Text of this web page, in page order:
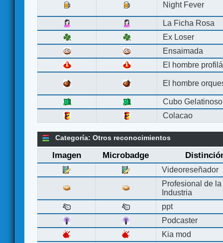
Night Fever
La Ficha Rosa
Ex Loser
Ensaimada
El hombre
El hombre
Cubo Gelatinoso
Colacao
Categoría: Otros reconocimientos
Imagen Microbadge
Videoreseñador
Profesional de la
Industria
ppt
Podcaster
Kia mod